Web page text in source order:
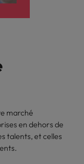
marché
en dehors de
talents, et celles